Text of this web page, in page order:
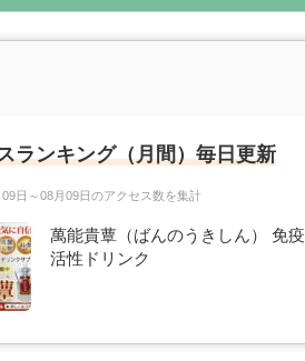
ランキング（月間）毎日更新
日～08月09日のアクセス数を集計
萬能貴蕈（ばんのうきしん） 免疫
活性ドリンク